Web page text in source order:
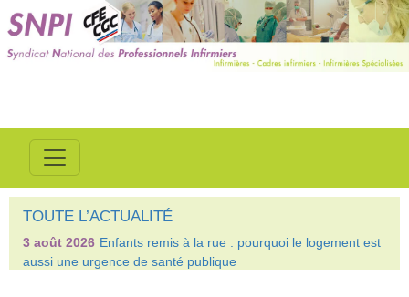
TOUTE L’ACTUALITÉ
3 août 2026 Enfants remis à la rue : pourquoi le logement est
aussi une urgence de santé publique